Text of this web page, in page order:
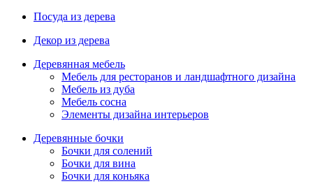
Посуда из дерева
Декор из дерева
Деревянная мебель
Мебель для ресторанов и ландшафтного дизайна
Мебель из дуба
Мебель сосна
Элементы дизайна интерьеров
Деревянные бочки
Бочки для солений
Бочки для вина
Бочки для коньяка